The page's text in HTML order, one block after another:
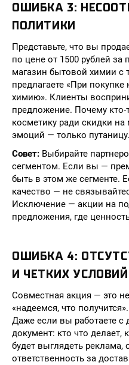
ОШИБКА 3:
ПОЛИТИКИ
Представьте, что вы
по цене от 1500 рублей за
магазин бытовой химии с
предлагаете «При
химию». Клиенты
предложение. Почему кто-
косметику ради скидки
эмоций — только путаницу.
Совет: Выбирайте
сегментом. Если вы —
быть в этом же сегменте.
качество — не
Исключение — акции на
предложения, где
ОШИБКА 4:
И ЧЕТКИХ УСЛОВИЙ
Совместная акция — это
«надеемся, что
Даже если вы работаете с
документ: кто что делает,
будет выглядеть реклама,
ответственность за